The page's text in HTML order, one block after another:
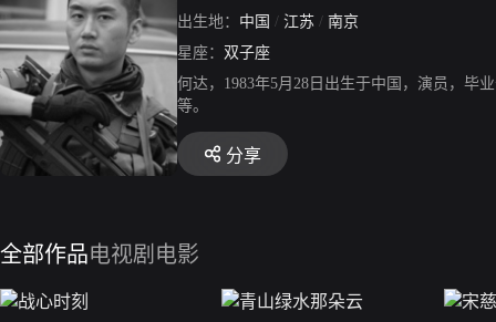
出生地： 中国 / 江苏 / 南京
星座： 双子座
何达，1983年5月28日出生于中国，演员，毕
等。
分享
全部作品电视剧 电影